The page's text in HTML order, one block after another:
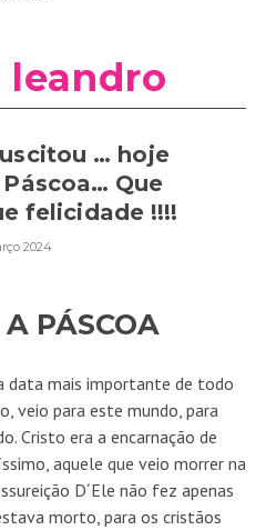
leandro
… hoje
Que
felicidade !!!!
2024
PÁSCOA
data mais importante de todo
veio para este mundo, para
Cristo era a encarnação de
aquele que veio morrer na
D´Ele não fez apenas
morto, para os cristãos